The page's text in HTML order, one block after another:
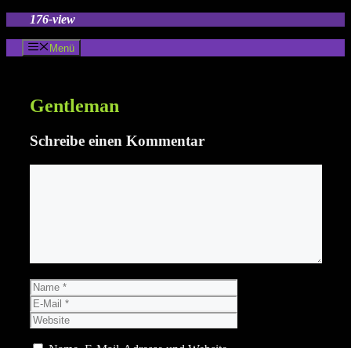
springen
176-view
Menü
Gentleman
Schreibe einen Kommentar
Name
E-
Mail
Website